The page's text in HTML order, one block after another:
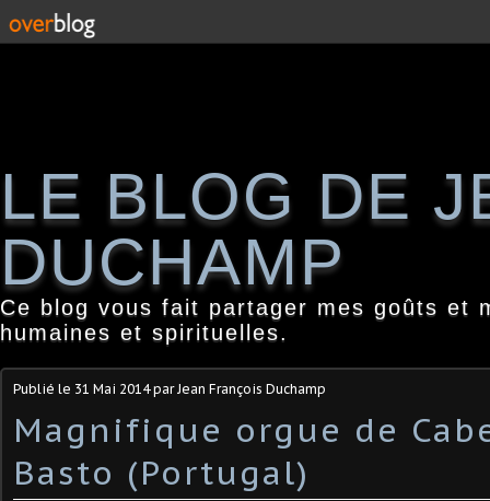
LE BLOG DE
DUCHAMP
Ce blog vous fait partager mes goûts et
humaines et spirituelles.
Publié le 31 Mai 2014par Jean François Duchamp
Magnifique orgue de
Basto (Portugal)